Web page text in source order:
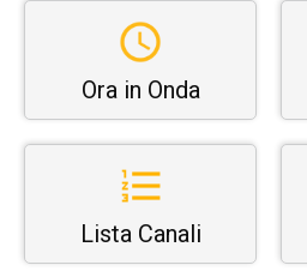
Ora in Onda
Lista Canali